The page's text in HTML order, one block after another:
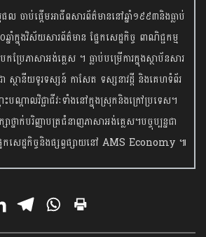
ចាប់ផ្តើមអាជីពសារព័ត៌មាននៅឆ្នាំ១៩៩៣និងធ្លាប់
ក្នុងវិស័យសារព័ត៌មាន ផ្នែកសេដ្ឋកិច្ច ពាណិជ្ជកម្ម
រែភាសាអង់គ្លេស ។ ធ្លាប់បម្រើការក្នុងស្ថាប័នសារ
ស្ថានីយទូរទស្សន៍ កាសែត ទស្សនាវដ្តី និងគេហទំព័រ
ណ្តាលវិជ្ជាជីវៈទាំងនៅក្នុងស្រុកនិងក្រៅប្រទេស។
នាក់បរិញ្ញាបត្រជំនាញភាសាអង់គ្លេស។បច្ចុប្បន្នជា
កសេដ្ឋកិច្ចនិង​ផ្សព្វផ្សាយនៅ AMS Economy ៕